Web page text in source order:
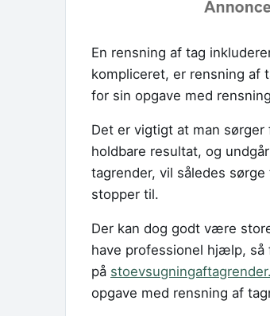
En rensning af tag
kompliceret, er rensning af
for sin opgave med
Det er vigtigt at man
holdbare resultat, og
tagrender, vil således
stopper til.
Der kan dog godt være
have professionel hjælp, så
på
opgave med rensning af